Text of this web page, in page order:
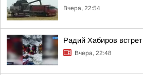
Вчера, 22:54
Радий Хабиров
Вчера, 22:48